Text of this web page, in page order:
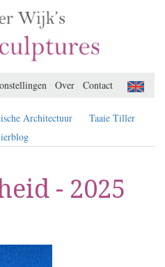
Over Contact
Architectuur
Taaie Tiller
- 2025